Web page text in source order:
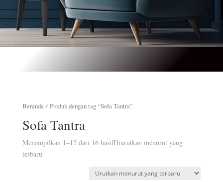
Beranda/ Produk dengan tag “Sofa Tantra”
Sofa Tantra
Menampilkan 1–12 dari 16 hasilDiurutkan menurut yang
terbaru